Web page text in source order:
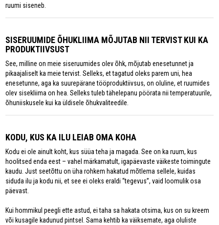
ruumi siseneb.
SISERUUMIDE ÕHUKLIIMA MÕJUTAB NII TERVIST KUI KA
PRODUKTIIVSUST
See, milline on meie siseruumides olev õhk, mõjutab enesetunnet ja
pikaajaliselt ka meie tervist. Selleks, et tagatud oleks parem uni, hea
enesetunne, aga ka suurepärane tööproduktiivsus, on oluline, et ruumides
olev sisekliima on hea. Selleks tuleb tähelepanu pöörata nii temperatuurile,
õhuniiskusele kui ka üldisele õhukvaliteedile.
KODU, KUS KA ILU LEIAB OMA KOHA
Kodu ei ole ainult koht, kus süüa teha ja magada. See on ka ruum, kus
hoolitsed enda eest – vahel märkamatult, igapäevaste väikeste toimingute
kaudu. Just seetõttu on üha rohkem hakatud mõtlema sellele, kuidas
siduda ilu ja kodu nii, et see ei oleks eraldi “tegevus”, vaid loomulik osa
päevast.
Kui hommikul peegli ette astud, ei taha sa hakata otsima, kus on su kreem
või kusagile kadunud pintsel. Sama kehtib ka väiksemate, aga oluliste